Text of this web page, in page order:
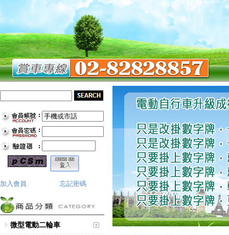
加入會員 忘記密碼
微型電動二輪車